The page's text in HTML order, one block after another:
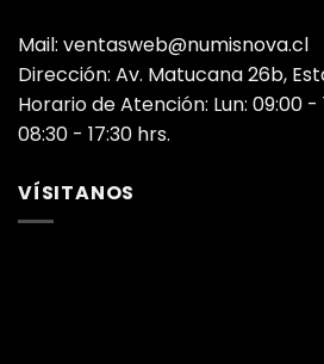
Mail: ventasweb@numisnova.cl
Dirección: Av. Matucana 26b,
Horario de Atención: Lun: 09:00 -
08:30 - 17:30 hrs.
VÍSITANOS